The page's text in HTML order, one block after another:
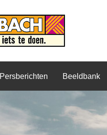
Persberichten Beeldbank